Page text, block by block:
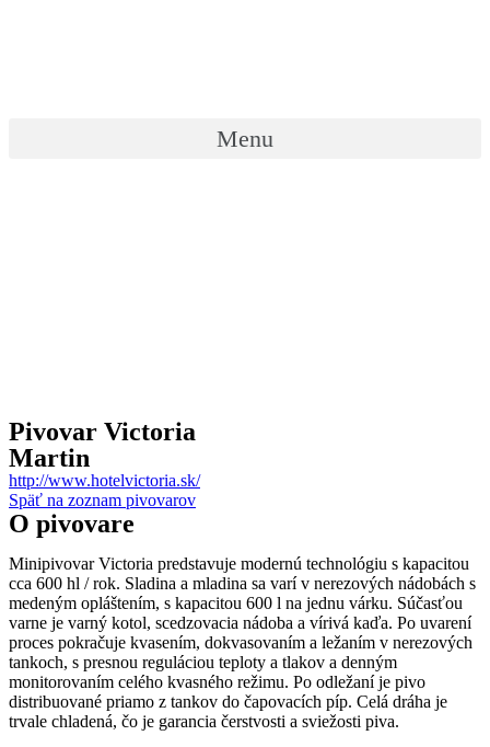
Menu
Pivovar Victoria
Martin
http://www.hotelvictoria.sk/
Späť na zoznam pivovarov
O pivovare
Minipivovar Victoria predstavuje modernú technológiu s kapacitou
cca 600 hl / rok. Sladina a mladina sa varí v nerezových nádobách s
medeným opláštením, s kapacitou 600 l na jednu várku. Súčasťou
varne je varný kotol, scedzovacia nádoba a vírivá kaďa. Po uvarení
proces pokračuje kvasením, dokvasovaním a ležaním v nerezových
tankoch, s presnou reguláciou teploty a tlakov a denným
monitorovaním celého kvasného režimu. Po odležaní je pivo
distribuované priamo z tankov do čapovacích píp. Celá dráha je
trvale chladená, čo je garancia čerstvosti a sviežosti piva.